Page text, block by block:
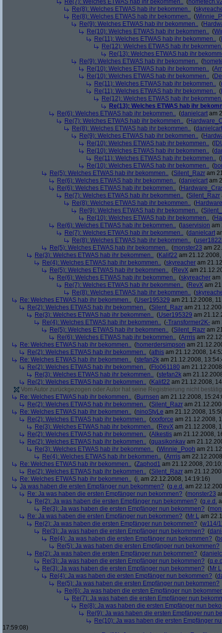
Re(7): Welches ETWAS hab ihr bekommen.. (
Re(8): Welches ETWAS hab ihr bekommen.. (
Re(8): Welches ETWAS hab ihr bekommen.. (
Re(9): Welches ETWAS hab ihr bekommen.. (
Re(10): Welches ETWAS hab ihr bekommen.. (
Re(11): Welches ETWAS hab ihr bekommen.. (
Re(12): Welches ETWAS hab ihr
Re(13): Welches ETWAS hab ihr
Re(9): Welches ETWAS hab ihr bekommen.. (
Re(10): Welches ETWAS hab ihr bekommen.. (
Re(10): Welches ETWAS hab ihr bekommen.. (
Re(11): Welches ETWAS hab ihr bekommen.. (
Re(11): Welches ETWAS hab ihr bekommen.. (
Re(12): Welches ETWAS hab ihr
Re(13): Welches ETWAS hab ihr
Re(6): Welches ETWAS hab ihr bekommen.. (danielcart am
Re(7): Welches ETWAS hab ihr bekommen.. (
Re(8): Welches ETWAS hab ihr bekommen.. (danielcart
Re(9): Welches ETWAS hab ihr bekommen.. (
Re(10): Welches ETWAS hab ihr bekommen.. (
Re(10): Welches ETWAS hab ihr bekommen.. (
Re(11): Welches ETWAS hab ihr bekommen.. (
Re(10): Welches ETWAS hab ihr bekommen.. (
Re(5): Welches ETWAS hab ihr bekommen.. (Silent_Razr am
Re(6): Welches ETWAS hab ihr bekommen.. (danielcart am
Re(6): Welches ETWAS hab ihr bekommen.. (
Re(7): Welches ETWAS hab ihr bekommen.. (Silent_Razr
Re(8): Welches ETWAS hab ihr bekommen.. (
Re(9): Welches ETWAS hab ihr bekommen.. (
Re(10): Welches ETWAS hab ihr bekommen.. (
Re(6): Welches ETWAS hab ihr bekommen.. ( laservision am
Re(7): Welches ETWAS hab ihr bekommen.. (danielcart
Re(8): Welches ETWAS hab ihr bekommen.. (
Re(5): Welches ETWAS hab ihr bekommen.. (monster23 am
Re(3): Welches ETWAS hab ihr bekommen.. (Kalif22 am
Re(4): Welches ETWAS hab ihr bekommen.. (skyreacher am
Re(5): Welches ETWAS hab ihr bekommen.. (RevX am
Re(6): Welches ETWAS hab ihr bekommen.. (skyreacher am
Re(7): Welches ETWAS hab ihr bekommen.. (RevX am
Re(8): Welches ETWAS hab ihr bekommen.. (
Re: Welches ETWAS hab ihr bekommen.. (User195329 am 21.12.2008,
Re(2): Welches ETWAS hab ihr bekommen.. (Silent_Razr am
Re(3): Welches ETWAS hab ihr bekommen.. (User195329 am
Re(4): Welches ETWAS hab ihr bekommen.. (-Transformer2K- am
Re(5): Welches ETWAS hab ihr bekommen.. (Silent_Razr am
Re(6): Welches ETWAS hab ihr bekommen.. (Arrris am
Re: Welches ETWAS hab ihr bekommen.. (homerdersimpson am
Re(2): Welches ETWAS hab ihr bekommen.. (athis am 21.12.2008,
Re: Welches ETWAS hab ihr bekommen.. (stefan2k am 21.12.2008,
Re(2): Welches ETWAS hab ihr bekommen.. (Flo061180 am
Re(3): Welches ETWAS hab ihr bekommen.. (stefan2k am
Re(2): Welches ETWAS hab ihr bekommen.. (Kalif22 am 21.12.2008,
Vom Autor zurückgezogen oder Autor hat seine Registrierung nicht
Re: Welches ETWAS hab ihr bekommen.. (Burnsen am 21.12.2008,
Re(2): Welches ETWAS hab ihr bekommen.. (Silent_Razr am
Re: Welches ETWAS hab ihr bekommen.. (ninoStyLe am 21.12.2008,
Re(2): Welches ETWAS hab ihr bekommen.. (xxxforce am 21.12.2008,
Re(3): Welches ETWAS hab ihr bekommen.. (RevX am 21.12.2008,
Re(2): Welches ETWAS hab ihr bekommen.. (Alkestis am 21.12.2008,
Re(2): Welches ETWAS hab ihr bekommen.. (quasikonkav am
Re(3): Welches ETWAS hab ihr bekommen.. (Winnie_Pooh am
Re(4): Welches ETWAS hab ihr bekommen.. (Arrris am
Re: Welches ETWAS hab ihr bekommen.. (Zaphod1 am 21.12.2008,
Re(2): Welches ETWAS hab ihr bekommen.. (Silent_Razr am
Re: Welches ETWAS hab ihr bekommen.. (j. am 22.12.2008, 14:19:16)
Ja was haben die ersten Empfänger nun bekommen? (q.e.d. am
Re: Ja was haben die ersten Empfänger nun bekommen? (monster23
Re(2): Ja was haben die ersten Empfänger nun bekommen? (q.e.d.
Re(3): Ja was haben die ersten Empfänger nun bekommen? (
Re: Ja was haben die ersten Empfänger nun bekommen? (Mr L am
Re(2): Ja was haben die ersten Empfänger nun bekommen? (w114/
Re(3): Ja was haben die ersten Empfänger nun bekommen? (
Re(4): Ja was haben die ersten Empfänger nun bekommen? (
Re(5): Ja was haben die ersten Empfänger nun bekommen?
Re(2): Ja was haben die ersten Empfänger nun bekommen? (
Re(3): Ja was haben die ersten Empfänger nun bekommen? (
Re(3): Ja was haben die ersten Empfänger nun bekommen? (Mr L
Re(4): Ja was haben die ersten Empfänger nun bekommen? (
Re(5): Ja was haben die ersten Empfänger nun bekommen?
Re(6): Ja was haben die ersten Empfänger nun
Re(7): Ja was haben die ersten Empfänger nun
Re(8): Ja was haben die ersten Empfänger nun
Re(9): Ja was haben die ersten Empfänger nun
Re(10): Ja was haben die ersten Empfänger
17:59:08)